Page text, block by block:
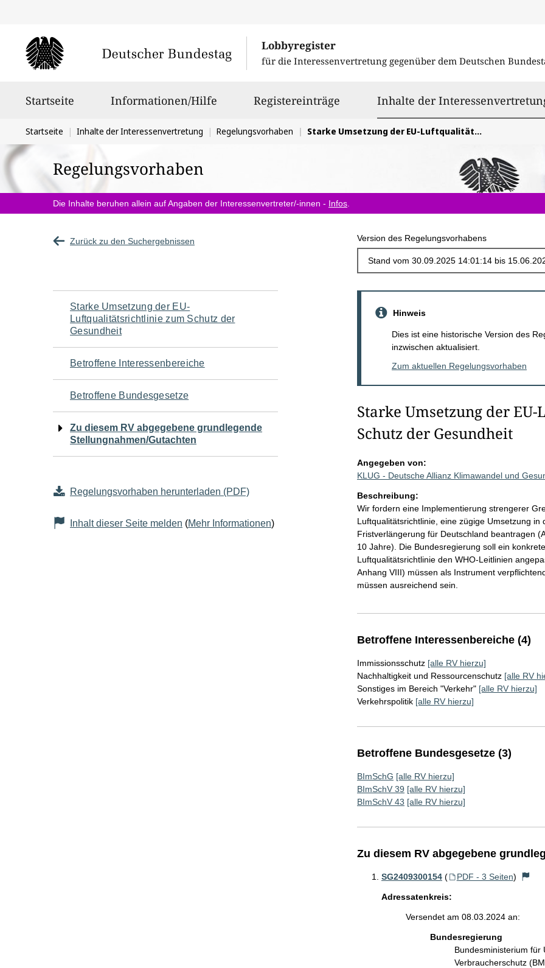
Lobbyregister
für die Interessenvertretung gegenüber dem Deutschen
Startseite Informationen/Hilfe Registereinträge Inhalte der
Sie
befinden
sich
hier:
Startseite Inhalte der Interessenvertretung Regelungsvorhaben Starke Umsetzung der EU-Luftqualitätsrichtlinie zum Schutz der Gesundheit
Regelungsvorhaben
Die Inhalte beruhen allein auf Angaben der Interessenvertreter/-innen - Infos
Zurück zu den Suchergebnissen Version des Regelungsvorhabens
Navigation
für
den
Seiteninhalt
Starke Umsetzung der EU-
Luftqualitätsrichtlinie zum Schutz der
Gesundheit
Betroffene Interessenbereiche
Betroffene Bundesgesetze
Zu diesem RV abgegebene grundlegende
Stellungnahmen/Gutachten
Regelungsvorhaben herunterladen (PDF)
Inhalt dieser Seite melden (Mehr Informationen)
Hinweis
Dies ist eine historische Version des
inzwischen aktualisiert.
Zum aktuellen Regelungsvorhaben
Starke Umsetzung der
Schutz der Gesundheit
Angegeben von:
KLUG - Deutsche Allianz Klimawandel und
Beschreibung:
Wir fordern eine Implementierung strengerer
Luftqualitätsrichtlinie, eine zügige Umsetzung
Fristverlängerung für Deutschland beantragen
10 Jahre). Die Bundesregierung soll ein
Luftqualitätsrichtlinie den WHO-Leitlinien
Anhang VIII) müssen als Instrument
müssen ausreichend sein.
Betroffene Interessenbereiche (4)
Immissionsschutz [alle RV hierzu]
Nachhaltigkeit und Ressourcenschutz [alle RV
Sonstiges im Bereich "Verkehr" [alle RV hierzu]
Verkehrspolitik [alle RV hierzu]
Betroffene Bundesgesetze (3)
BImSchG [alle RV hierzu]
BImSchV 39 [alle RV hierzu]
BImSchV 43 [alle RV hierzu]
Zu diesem RV abgegebene
SG2409300154 ( PDF - 3 Seiten)
Adressatenkreis:
Versendet am 08.03.2024 an:
Bundesregierung
Bundesministerium für
Verbraucherschutz